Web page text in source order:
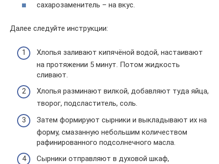
сахарозаменитель – на вкус.
Далее следуйте инструкции:
Хлопья заливают кипячёной водой, настаивают
на протяжении 5 минут. Потом жидкость
сливают.
Хлопья разминают вилкой, добавляют туда яйца,
творог, подсластитель, соль.
Затем формируют сырники и выкладывают их на
форму, смазанную небольшим количеством
рафинированного подсолнечного масла.
Сырники отправляют в духовой шкаф,